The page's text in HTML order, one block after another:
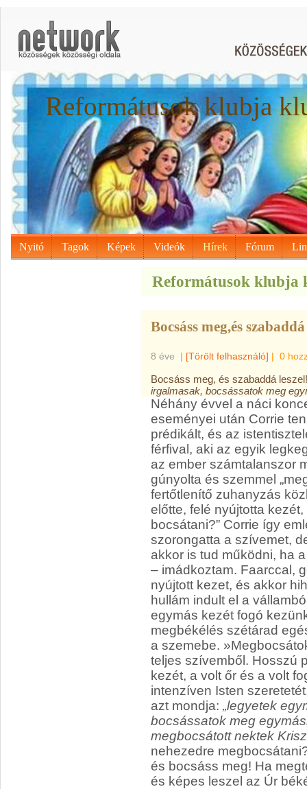
Reformátusok klubja
Nyitó Tagok Képek Videók Hírek Fórum
Reformátusok klubja
Bocsáss meg,és
8 éve | [Törölt felhasználó] | 0
Bocsáss meg, és szabaddá leszel!
irgalmasak, bocsássatok meg
Néhány évvel a náci
eseményei után Corrie
prédikált, és az
férfival, aki az egyik
az ember számtalanszor
gúnyolta és szemmel
fertőtlenítő zuhanyzás
előtte, felé nyújtotta
bocsátani?” Corrie így
szorongatta a szívemet,
akkor is tud működni, ha
– imádkoztam. Faarccal,
nyújtott kezet, és akkor
hullám indult el a
egymás kezét fogó
megbékélés szétárad
a szemebe.
teljes szívemből. Hosszú
kezét, a volt őr és a volt
intenzíven Isten
azt mondja: „legyetek
bocsássatok meg
megbocsátott nektek
nehezedre
és bocsáss meg! Ha
és képes leszel az Úr